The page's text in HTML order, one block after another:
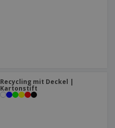
Recycling mit Deckel |
Kartonstift